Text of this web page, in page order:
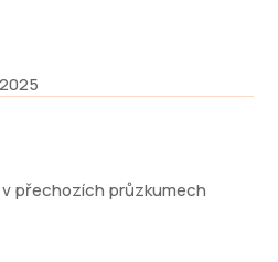
přechozích průzkumech